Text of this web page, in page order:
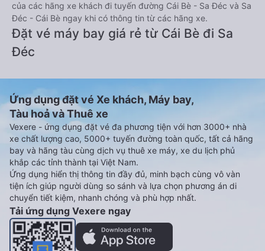
của các hãng xe khách đi tuyến đường Cái Bè - Sa Đéc và Sa
Đéc - Cái Bè ngay khi có thông tin từ các hãng xe.
Đặt vé máy bay giá rẻ từ Cái Bè đi Sa
Đéc
Ứng dụng đặt vé Xe khách, Máy bay,
Tàu hoả và Thuê xe
Vexere - ứng dụng đặt vé đa phương tiện với hơn 3000+ nhà
xe chất lượng cao, 5000+ tuyến đường toàn quốc, tất cả hãng
bay và hãng tàu cùng dịch vụ thuê xe máy, xe du lịch phủ
khắp các tỉnh thành tại Việt Nam.
Ứng dụng hiển thị thông tin đầy đủ, minh bạch cùng vô vàn
tiện ích giúp người dùng so sánh và lựa chọn phương án di
chuyển tiết kiệm, nhanh chóng và phù hợp nhất.
Tải ứng dụng Vexere ngay